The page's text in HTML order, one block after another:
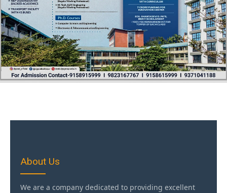
About Us
We are a company dedicated to providing excellent